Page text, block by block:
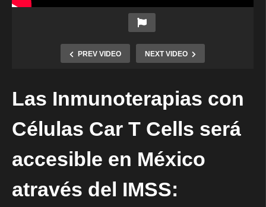
PREV VIDEO NEXT VIDEO
Las Inmunoterapias con
Células Car T Cells será
accesible en México
através del IMSS: